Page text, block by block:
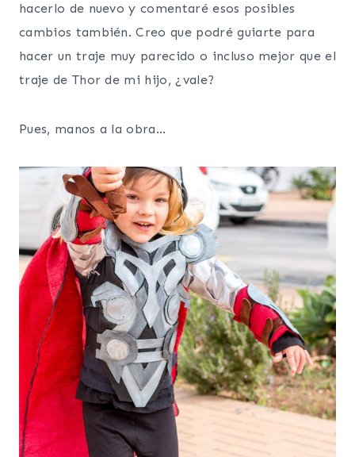
hacerlo de nuevo y comentaré esos posibles
cambios también. Creo que podré guiarte para
hacer un traje muy parecido o incluso mejor que el
traje de Thor de mi hijo, ¿vale?
Pues, manos a la obra…